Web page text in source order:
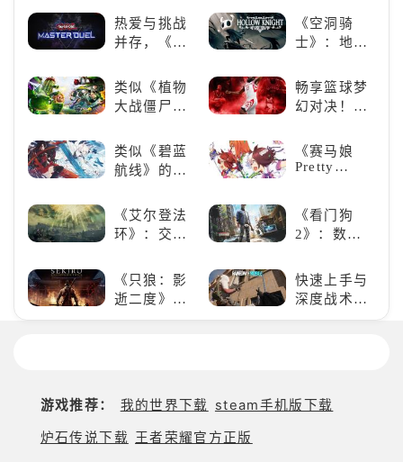
况足球》
“刚”？
热爱与挑战
并存，《游
决斗》，牌
佬都爱玩的
《空洞骑
士》：地下
探索与极致
冒险
类似《植物
大战僵尸》
游戏，休闲
娱乐尽在手
畅享篮球梦
幻对决！
2K24梦幻球
队》类似游
类似《碧蓝
航线》的养
养成你的梦
想！
《赛马娘
Pretty
的竞速之旅
《艾尔登法
环》：交界
奇与魂系新
巅峰
《看门狗
2》：数字
狂欢
《只狼：影
逝二度》：
一场惊心动
快速上手与
深度战术兼
备，《彩虹
游戏推荐： 我的世界下载 steam手机版下载
炉石传说下载 王者荣耀官方正版